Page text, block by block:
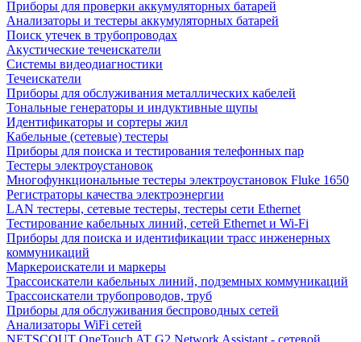
Приборы для проверки аккумуляторных батарей
Анализаторы и тестеры аккумуляторных батарей
Поиск утечек в трубопроводах
Акустические течеискатели
Системы видеодиагностики
Течеискатели
Приборы для обслуживания металлических кабелей
Тональные генераторы и индуктивные щупы
Идентификаторы и сортеры жил
Кабельные (сетевые) тестеры
Приборы для поиска и тестирования телефонных пар
Тестеры электроустановок
Многофункциональные тестеры электроустановок Fluke 1650
Регистраторы качества электроэнергии
LAN тестеры, сетевые тестеры, тестеры сети Ethernet
Тестирование кабельных линий, сетей Ethernet и Wi-Fi
Приборы для поиска и идентификации трасс инженерных
коммуникаций
Маркероискатели и маркеры
Трассоискатели кабельных линий, подземных коммуникаций
Трассоискатели трубопроводов, труб
Приборы для обслуживания беспроводных сетей
Анализаторы WiFi сетей
NETSCOUT OneTouch AT G2 Network Assistant - сетевой